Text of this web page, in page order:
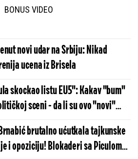
BONUS VIDEO
novi udar na Srbiju: Nikad
ucena iz Brisela
skockao listu EU5": Kakav "bum"
sceni - da li su ovo "novi"
opozicije
brutalno ućutkala tajkunske
i opoziciju! Blokaderi sa Piculom